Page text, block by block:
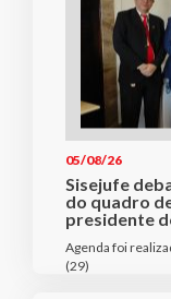
05/08/26
Sisejufe
do quadro
presidente
Agenda foi
(29)